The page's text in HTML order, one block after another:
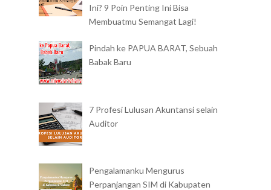
Ini? 9 Poin Penting Ini Bisa
Membuatmu Semangat Lagi!
Pindah ke PAPUA BARAT, Sebuah
Babak Baru
7 Profesi Lulusan Akuntansi selain
Auditor
Pengalamanku Mengurus
Perpanjangan SIM di Kabupaten